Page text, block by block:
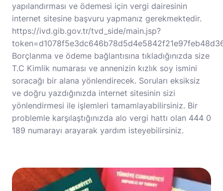
yapılandırması ve ödemesi için vergi dairesinin
internet sitesine başvuru yapmanız gerekmektedir.
https://ivd.gib.gov.tr/tvd_side/main.jsp?
Borçlanma ve ödeme bağlantısına tıkladığınızda size
T.C Kimlik numarası ve annenizin kızlık soy ismini
soracağı bir alana yönlendirecek. Soruları eksiksiz
ve doğru yazdığınızda internet sitesinin sizi
yönlendirmesi ile işlemleri tamamlayabilirsiniz. Bir
problemle karşılaştığınızda alo vergi hattı olan 444 0
189 numarayı arayarak yardım isteyebilirsiniz.